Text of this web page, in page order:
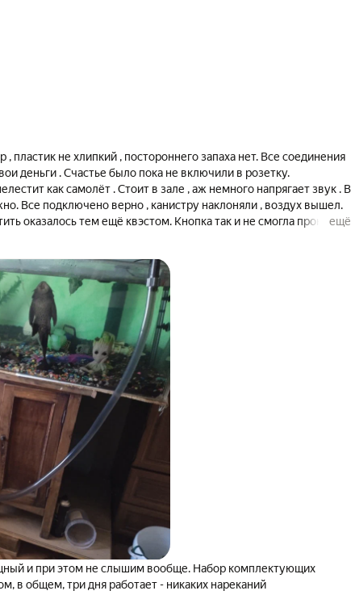
пластик не хлипкий , постороннего запаха нет. Все соединения
деньги . Счастье было пока не включили в розетку.
вышел.
ощущения и впечатления. Дополняю . Фильтр
. Но когда завоздушивается ,после подмен , начинает
, чистота идеальная . Дополняю . Сейчас 08. 09.
, крутой аппарат 🔥
ещё
и при этом не слышим вообще. Набор комплектующих
в общем, три дня работает - никаких нареканий